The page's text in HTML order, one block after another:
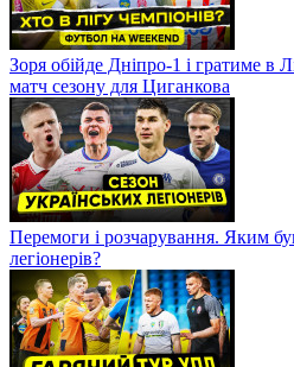
Зоря обійде Дніпро-1 і гратиме в
матч сезону для Циганкова
Перемоги і розчарування. Яким
легіонерів?